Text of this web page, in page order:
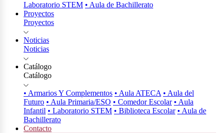
Laboratorio STEM • Aula de Bachillerato
Proyectos
Proyectos
Noticias
Noticias
Catálogo
Catálogo
• Armarios Y Complementos • Aula ATECA • Aula del
Futuro • Aula Primaria/ESO • Comedor Escolar • Aula
Infantil • Laboratorio STEM • Biblioteca Escolar • Aula de
Bachillerato
Contacto